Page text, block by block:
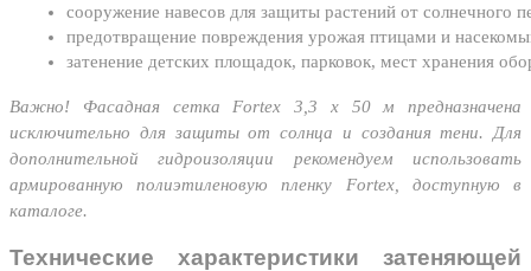
сооружение навесов для защиты растений от солнечного
предотвращение повреждения урожая птицами и
затенение детских площадок, парковок, мест хранения
Важно! Фасадная сетка Fortex 3,3 х 50 м предназначена
исключительно для защиты от солнца и создания тени. Для
дополнительной гидроизоляции рекомендуем использовать
армированную полиэтиленовую пленку Fortex, доступную в
каталоге.
Технические характеристики затеняющей